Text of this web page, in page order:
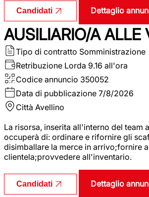
Candidati Dettaglio
AUSILIARIO/A ALLE
Tipo di contratto Somministrazione
Retribuzione Lorda 9.16 all'ora
Codice annuncio 350052
Data di pubblicazione 7/8/2026
Città Avellino
La risorsa, inserita all'interno del team
occuperà di: ordinare e rifornire gli
disimballare la merce in arrivo;fornire
clientela;provvedere all'inventario.
Candidati Dettaglio